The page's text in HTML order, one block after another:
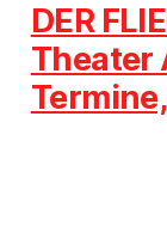
DER
Theater